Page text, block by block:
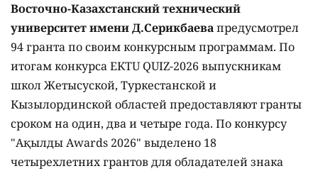
Восточно-Казахстанский технический
университет имени Д.Серикбаевапредусмотрел
94 гранта по своим конкурсным программам. По
итогам конкурса EKTU QUIZ-2026 выпускникам
школ Жетысуской, Туркестанской и
Кызылординской областей предоставляют гранты
сроком на один, два и четыре года. По конкурсу
"Ақылды Awards 2026" выделено 18
четырехлетних грантов для обладателей знака